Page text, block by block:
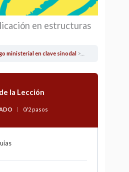
en estructuras
ministerial en clave sinodal
la Lección
0/2 pasos